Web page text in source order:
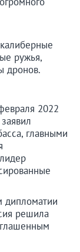
ружья,
дронов.
2022
главными
дипломатии
решила